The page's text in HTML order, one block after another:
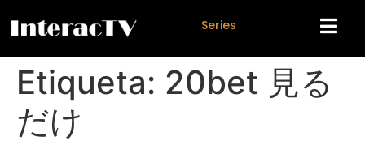
Series
Etiqueta: 20bet 見る
だけ